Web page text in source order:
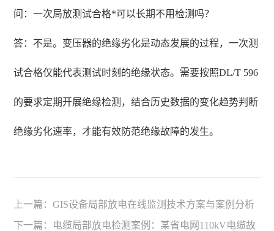
问：一次局放测试合格*可以长期不用检测吗？
答：不是。变压器的绝缘劣化是动态发展的过程，一次测
试合格仅能代表测试时刻的绝缘状态。需要按照DL/T 596
的要求定期开展绝缘检测，结合历史数据的变化趋势判断
绝缘劣化速率，才能有效防范绝缘故障的发生。
上一篇：GIS设备局部放电在线监测技术方案与案例分析
下一篇： 电缆局部放电检测案例：某省电网110kV电缆故